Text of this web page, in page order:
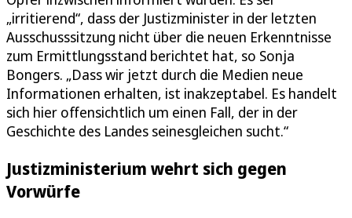
„irritierend“, dass der Justizminister in der letzten
Ausschusssitzung nicht über die neuen Erkenntnisse
zum Ermittlungsstand berichtet hat, so Sonja
Bongers. „Dass wir jetzt durch die Medien neue
Informationen erhalten, ist inakzeptabel. Es handelt
sich hier offensichtlich um einen Fall, der in der
Geschichte des Landes seinesgleichen sucht.“
Justizministerium wehrt sich gegen
Vorwürfe